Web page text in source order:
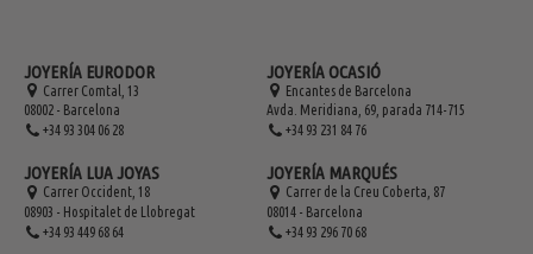
JOYERÍA EURODOR
Carrer Comtal, 13
08002 - Barcelona
+34 93 304 06 28
JOYERÍA LUA JOYAS
Carrer Occident, 18
08903 - Hospitalet de Llobregat
+34 93 449 68 64
JOYERÍA OCASIÓ
Encantes de Barcelona
Avda. Meridiana, 69, parada 714-715
+34 93 231 84 76
JOYERÍA MARQUÉS
Carrer de la Creu Coberta, 87
08014 - Barcelona
+34 93 296 70 68